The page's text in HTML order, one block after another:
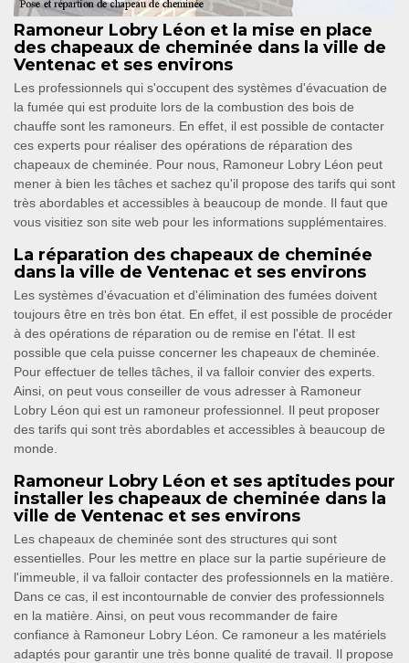
Ramoneur Lobry Léon et la mise en place
des chapeaux de cheminée dans la ville de
Ventenac et ses environs
Les professionnels qui s'occupent des systèmes d'évacuation de
la fumée qui est produite lors de la combustion des bois de
chauffe sont les ramoneurs. En effet, il est possible de contacter
ces experts pour réaliser des opérations de réparation des
chapeaux de cheminée. Pour nous, Ramoneur Lobry Léon peut
mener à bien les tâches et sachez qu'il propose des tarifs qui sont
très abordables et accessibles à beaucoup de monde. Il faut que
vous visitiez son site web pour les informations supplémentaires.
La réparation des chapeaux de cheminée
dans la ville de Ventenac et ses environs
Les systèmes d'évacuation et d'élimination des fumées doivent
toujours être en très bon état. En effet, il est possible de procéder
à des opérations de réparation ou de remise en l'état. Il est
possible que cela puisse concerner les chapeaux de cheminée.
Pour effectuer de telles tâches, il va falloir convier des experts.
Ainsi, on peut vous conseiller de vous adresser à Ramoneur
Lobry Léon qui est un ramoneur professionnel. Il peut proposer
des tarifs qui sont très abordables et accessibles à beaucoup de
monde.
Ramoneur Lobry Léon et ses aptitudes pour
installer les chapeaux de cheminée dans la
ville de Ventenac et ses environs
Les chapeaux de cheminée sont des structures qui sont
essentielles. Pour les mettre en place sur la partie supérieure de
l'immeuble, il va falloir contacter des professionnels en la matière.
Dans ce cas, il est incontournable de convier des professionnels
en la matière. Ainsi, on peut vous recommander de faire
confiance à Ramoneur Lobry Léon. Ce ramoneur a les matériels
adaptés pour garantir une très bonne qualité de travail. Il propose